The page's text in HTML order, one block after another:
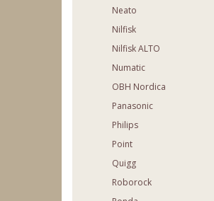
Neato
Nilfisk
Nilfisk ALTO
Numatic
OBH Nordica
Panasonic
Philips
Point
Quigg
Roborock